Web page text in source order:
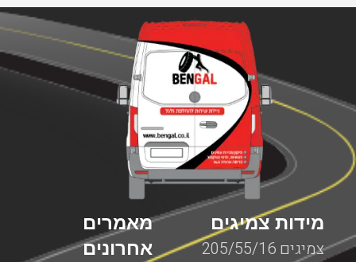
מאמרים
אחרונים
מידות צמיגים
צמיגים 205/55/16